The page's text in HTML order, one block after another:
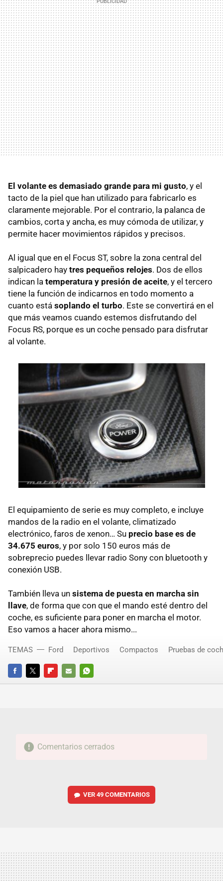
El volante es demasiado grande para mi gusto, y el
tacto de la piel que han utilizado para fabricarlo es
claramente mejorable. Por el contrario, la palanca de
cambios, corta y ancha, es muy cómoda de utilizar, y
permite hacer movimientos rápidos y precisos.
Al igual que en el Focus ST, sobre la zona central del
salpicadero hay tres pequeños relojes. Dos de ellos
indican la temperatura y presión de aceite, y el tercero
tiene la función de indicarnos en todo momento a
cuanto está soplando el turbo. Este se convertirá en el
que más veamos cuando estemos disfrutando del
Focus RS, porque es un coche pensado para disfrutar
al volante.
El equipamiento de serie es muy completo, e incluye
mandos de la radio en el volante, climatizado
electrónico, faros de xenon… Su precio base es de
34.675 euros, y por solo 150 euros más de
sobreprecio puedes llevar radio Sony con bluetooth y
conexión USB.
También lleva un sistema de puesta en marcha sin
llave, de forma que con que el mando esté dentro del
coche, es suficiente para poner en marcha el motor.
Eso vamos a hacer ahora mismo...
FACEBOOKTWITTERFLIPBOARD
E-
WHATSAPP
TEMAS Ford Deportivos Compactos Pruebas de
Comentarios cerrados
VER 49 COMENTARIOS